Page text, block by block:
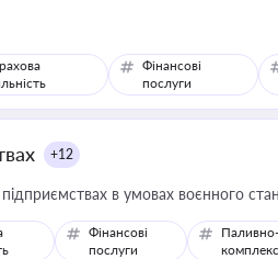
Фінансові
послуги
+12
в умовах воєнного
Фінансові
послуги
комплекс